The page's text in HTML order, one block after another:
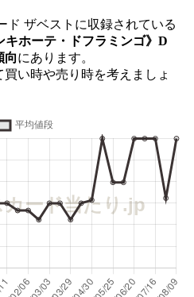
ド ザベストに収録されている
キホーテ・ドフラミンゴ》D
向にあります。
い時や売り時を考えましょ